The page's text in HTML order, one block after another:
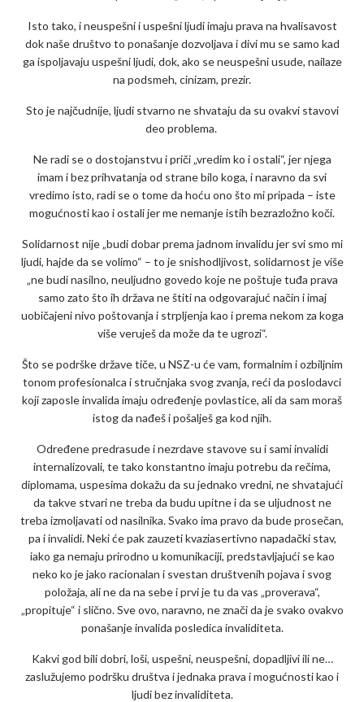
Isto tako, i neuspešni i uspešni ljudi imaju prava na hvalisavost
dok naše društvo to ponašanje dozvoljava i divi mu se samo kad
ga ispoljavaju uspešni ljudi, dok, ako se neuspešni usude, nailaze
na podsmeh, cinizam, prezir.
Sto je najčudnije, ljudi stvarno ne shvataju da su ovakvi stavovi
deo problema.
Ne radi se o dostojanstvu i priči „vredim ko i ostali“, jer njega
imam i bez prihvatanja od strane bilo koga, i naravno da svi
vredimo isto, radi se o tome da hoću ono što mi pripada – iste
mogućnosti kao i ostali jer me nemanje istih bezrazložno koči.
Solidarnost nije „budi dobar prema jadnom invalidu jer svi smo mi
ljudi, hajde da se volimo“ – to je snishodljivost, solidarnost je više
„ne budi nasilno, neuljudno govedo koje ne poštuje tuđa prava
samo zato što ih država ne štiti na odgovarajuć način i imaj
uobičajeni nivo poštovanja i strpljenja kao i prema nekom za koga
više veruješ da može da te ugrozi“.
Što se podrške države tiče, u NSZ-u će vam, formalnim i ozbiljnim
tonom profesionalca i stručnjaka svog zvanja, reći da poslodavci
koji zaposle invalida imaju određenje povlastice, ali da sam moraš
istog da nađeš i pošalješ ga kod njih.
Određene predrasude i nezrdave stavove su i sami invalidi
internalizovali, te tako konstantno imaju potrebu da rečima,
diplomama, uspesima dokažu da su jednako vredni, ne shvatajući
da takve stvari ne treba da budu upitne i da se uljudnost ne
treba izmoljavati od nasilnika. Svako ima pravo da bude prosečan,
pa i invalidi. Neki će pak zauzeti kvaziasertivno napadački stav,
iako ga nemaju prirodno u komunikaciji, predstavljajući se kao
neko ko je jako racionalan i svestan društvenih pojava i svog
položaja, ali ne da na sebe i prvi je tu da vas „proverava“,
„propituje“ i slično. Sve ovo, naravno, ne znači da je svako ovakvo
ponašanje invalida posledica invaliditeta.
Kakvi god bili dobri, loši, uspešni, neuspešni, dopadljivi ili ne…
zaslužujemo podršku društva i jednaka prava i mogućnosti kao i
ljudi bez invaliditeta.